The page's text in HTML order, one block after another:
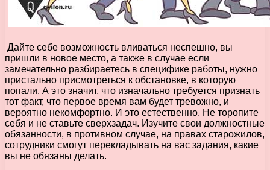
Дайте себе возможность вливаться неспешно, вы
пришли в новое место, а также в случае если
замечательно разбираетесь в специфике работы, нужно
пристально присмотреться к обстановке, в которую
попали. А это значит, что изначально требуется признать
тот факт, что первое время вам будет тревожно, и
вероятно некомфортно. И это естественно. Не торопите
себя и не ставьте сверхзадач. Изучите свои должностные
обязанности, в противном случае, на правах старожилов,
сотрудники смогут перекладывать на вас задания, какие
вы не обязаны делать.